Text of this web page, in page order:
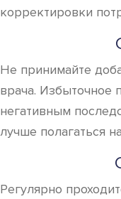
корректировки
Не принимайте
врача. Избыточное
негативным
лучше полагаться
Регулярно